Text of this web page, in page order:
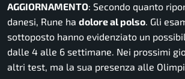
AGGIORNAMENTO: Secondo quanto
danesi, Rune ha dolore al polso. Gli
sottoposto hanno evidenziato un
dalle 4 alle 6 settimane. Nei prossimi
altri test, ma la sua presenza alle